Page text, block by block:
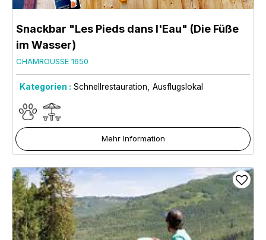
Snackbar "Les Pieds dans l'Eau" (Die Füße
im Wasser)
CHAMROUSSE 1650
Kategorien : Schnellrestauration Ausflugslokal
Mehr Information